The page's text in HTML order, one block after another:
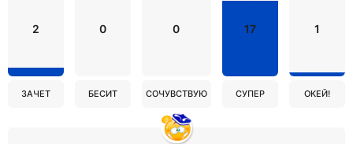
2
ЗАЧЕТ
0
БЕСИТ
0
СОЧУВСТВУЮ
17
СУПЕР
1
ОКЕЙ!